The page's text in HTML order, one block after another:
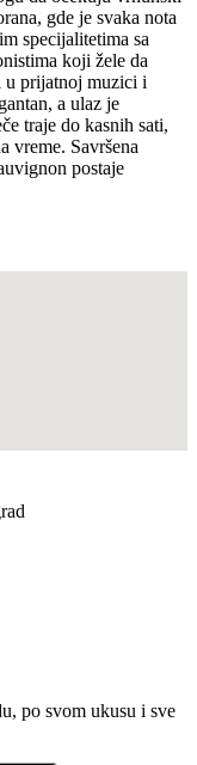
gde je svaka nota
specijalitetima sa
koji žele da
u prijatnoj muzici i
a ulaz je
traje do kasnih sati,
vreme. Savršena
postaje
po svom ukusu i sve